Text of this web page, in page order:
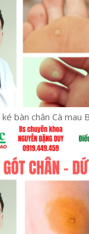
bàn chân Cà mau